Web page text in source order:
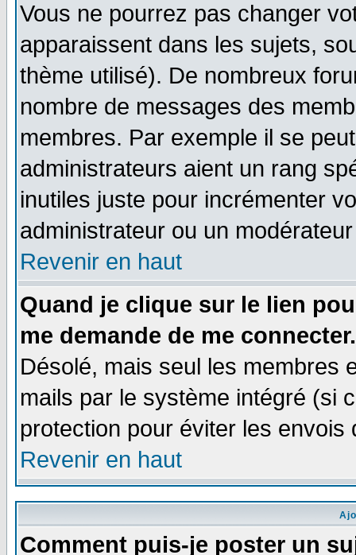
Vous ne pourrez pas changer
apparaissent dans les sujets,
thème utilisé). De nombreux
nombre de messages des
membres. Par exemple il se
administrateurs aient un rang
inutiles juste pour incrémenter
administrateur ou un
Revenir en haut
Quand je clique sur le lien
me demande de me connecter.
Désolé, mais seul les membres
mails par le système intégré (si
protection pour éviter les
Revenir en haut
Comment puis-je poster un